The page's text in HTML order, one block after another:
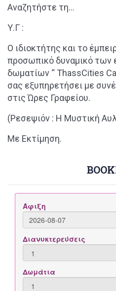
Αναζητήστε τη…
Υ.Γ :
Ο ιδιοκτήτης και το
προσωπικό δυναμικό των
δωματίων “ ThassCities
σας εξυπηρετήσει με
στις Ώρες Γραφείου.
(Ρεσεψιόν : Η Μυστική
Με Εκτίμηση.
Search
for: